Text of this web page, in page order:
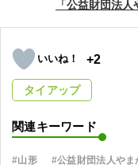
「公益財団法
+2
タイアップ
関連キーワード
#山形 #公益財団法人や